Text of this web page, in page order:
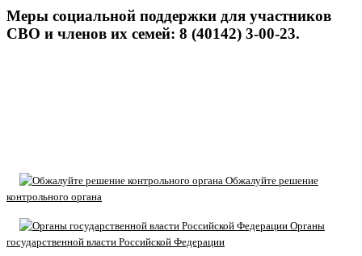
Меры социальной поддержки для участников
СВО и членов их семей: 8 (40142) 3-00-23.
Обжалуйте решение
контрольного органа
Органы
государственной власти Российской Федерации